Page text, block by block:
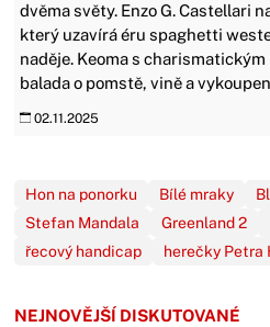
dvěma světy. Enzo G. Castellari
který uzavírá éru spaghetti
naděje. Keoma s
balada o pomstě, vině a
02.11.2025
Hon na ponorku Bílé mraky
Stefan Mandala
Greenland 2
řecový handicap
herečky Petra
NEJNOVĚJŠÍ DISKUTOVANÉ